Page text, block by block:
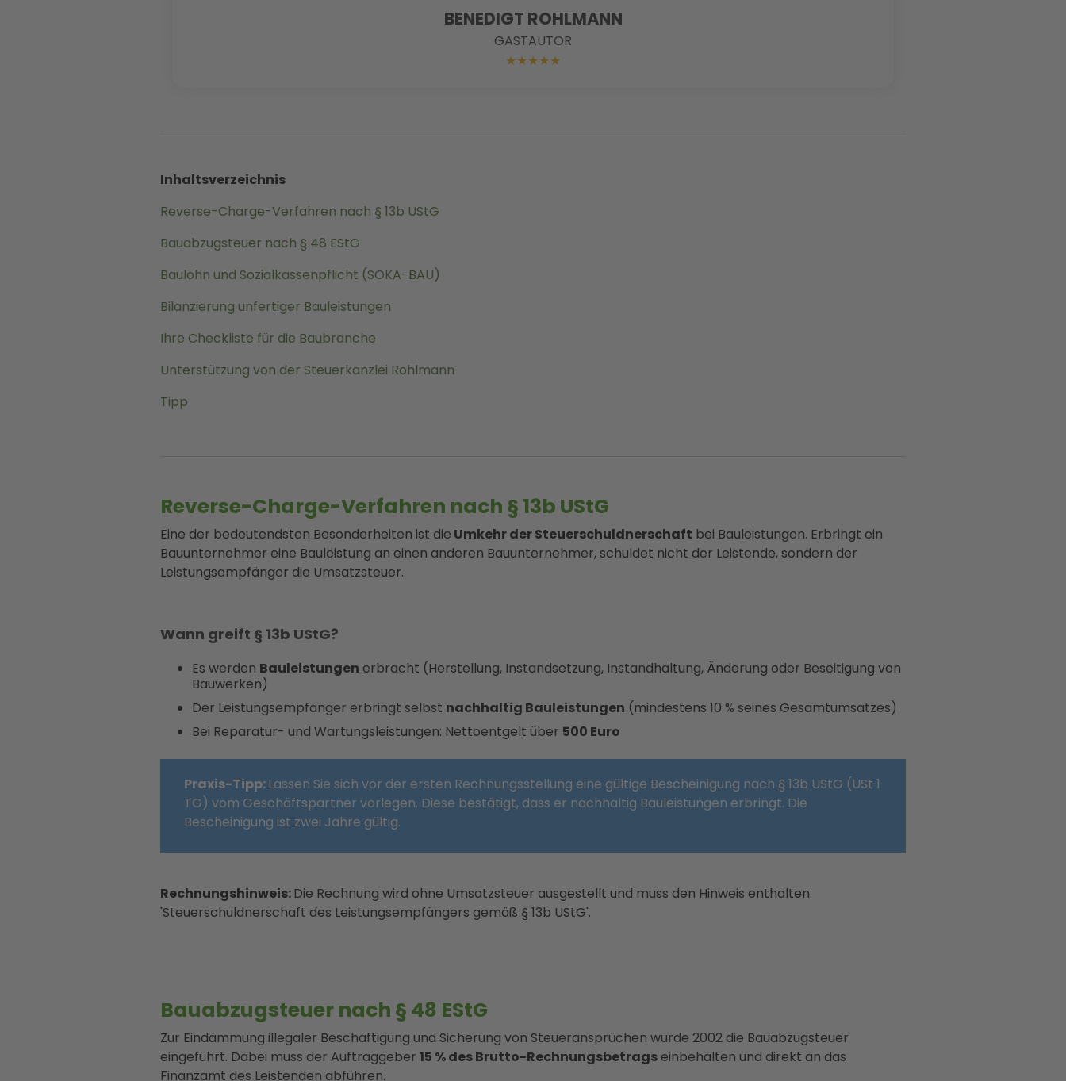
BENEDIGT ROHLMANN
GASTAUTOR
★★★★★
Inhaltsverzeichnis
Reverse-Charge-Verfahren nach § 13b UStG
Bauabzugsteuer nach § 48 EStG
Baulohn und Sozialkassenpflicht (SOKA-BAU)
Bilanzierung unfertiger Bauleistungen
Ihre Checkliste für die Baubranche
Unterstützung von der Steuerkanzlei Rohlmann
Tipp
Reverse-Charge-Verfahren nach § 13b UStG
Eine der bedeutendsten Besonderheiten ist die Umkehr der Steuerschuldnerschaft bei Bauleistungen. Erbringt ein
Bauunternehmer eine Bauleistung an einen anderen Bauunternehmer, schuldet nicht der Leistende, sondern der
Leistungsempfänger die Umsatzsteuer.
Wann greift § 13b UStG?
Es werden Bauleistungen erbracht (Herstellung, Instandsetzung, Instandhaltung, Änderung oder Beseitigung von
Bauwerken)
Der Leistungsempfänger erbringt selbst nachhaltig Bauleistungen (mindestens 10 % seines Gesamtumsatzes)
Bei Reparatur- und Wartungsleistungen: Nettoentgelt über 500 Euro
Praxis-Tipp: Lassen Sie sich vor der ersten Rechnungsstellung eine gültige Bescheinigung nach § 13b UStG (USt 1
TG) vom Geschäftspartner vorlegen. Diese bestätigt, dass er nachhaltig Bauleistungen erbringt. Die
Bescheinigung ist zwei Jahre gültig.
Rechnungshinweis:Die Rechnung wird ohne Umsatzsteuer ausgestellt und muss den Hinweis enthalten:
'Steuerschuldnerschaft des Leistungsempfängers gemäß § 13b UStG'.
Bauabzugsteuer nach § 48 EStG
Zur Eindämmung illegaler Beschäftigung und Sicherung von Steueransprüchen wurde 2002 die Bauabzugsteuer
eingeführt. Dabei muss der Auftraggeber 15 % des Brutto-Rechnungsbetrags einbehalten und direkt an das
Finanzamt des Leistenden abführen.